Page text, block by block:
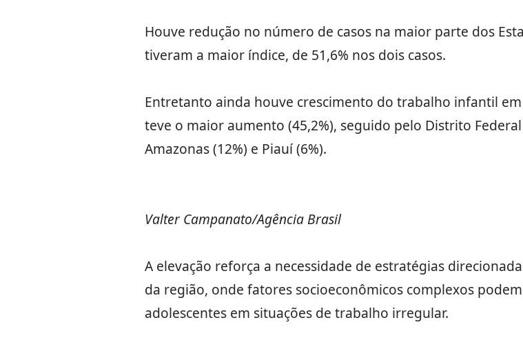
Houve redução no número de casos na maior parte dos
tiveram a maior índice, de 51,6% nos dois casos.
Entretanto ainda houve crescimento do trabalho infantil
teve o maior aumento (45,2%), seguido pelo Distrito Federal
Amazonas (12%) e Piauí (6%).
Valter Campanato/Agência Brasil
A elevação reforça a necessidade de estratégias
da região, onde fatores socioeconômicos complexos
adolescentes em situações de trabalho irregular.